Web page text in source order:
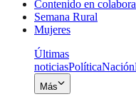
Contenido en
Semana Rural
Mujeres
Últimas
noticiasPolíticaNación
Más